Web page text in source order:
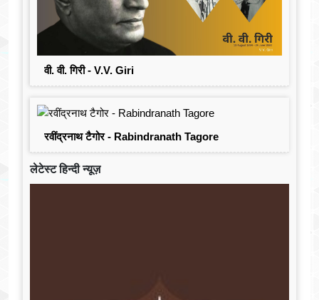
वी. वी. गिरी - V.V. Giri
रवींद्रनाथ टैगोर - Rabindranath Tagore
लेटेस्ट हिन्दी न्यूज़